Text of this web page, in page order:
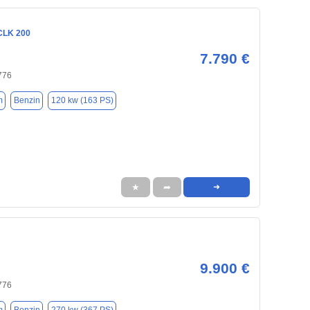
200
7.790 €
Benzin 120 kw (163 PS)
★ ➦ ➜
9.900 €